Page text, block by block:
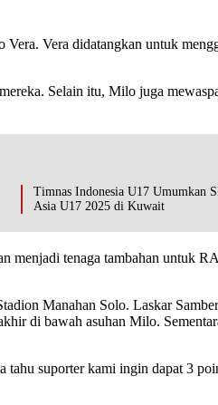
Vera didatangkan untuk
Selain itu, Milo juga
Timnas Indonesia U17 Umumkan
Asia U17 2025 di Kuwait
menjadi tenaga tambahan untuk
Manahan Solo. Laskar
di bawah asuhan Milo.
tahu suporter kami ingin dapat 3